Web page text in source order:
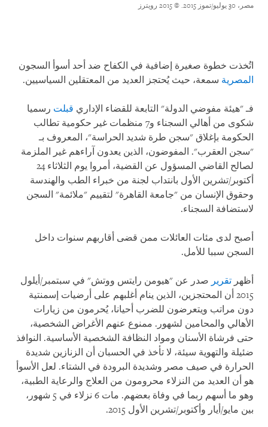
مصر، 30 يوليو/تموز 2015.
© 2015 رويترز
اتُخذت خطوة صغيرة إضافية في الكفاح ضد أحد أسوأ السجون
المصرية سمعة، حيث يُحتجز العديد من المعتقلين السياسيين.
فـ "هيئة مفوضي الدولة" التابعة للقضاء الإداري قبلت رسميا
شكوى من أهالي السجناء و7 منظمات غير حكومية تطالب
الحكومة بإغلاق "سجن طرة شديد الحراسة"، المعروف بـ
"سجن العقرب". المفوضون، الذين يعدون آراءهم غير الملزمة
لصالح القاضي المسؤول عن القضية، أمروا يوم الثلاثاء 24
أكتوبر/تشرين الأول بانتداب لجنة من خبراء الطب والهندسة
وحقوق الإنسان من "جامعة القاهرة" لتقييم "ملائمة" السجن
لاستضافة السجناء.
أصبح لدى مئات العائلات ممن قضى أقاربهم سنوات داخل
السجن سببا للأمل.
أظهر تقرير صدر عن "هيومن رايتس ووتش" في سبتمبر/أيلول
2015 أن المحتجزين، الذين ينام أغلبهم على أرضيات إسمنتية
دون مراتب ويتعرضون للضرب أحيانا، يُحرمون من زيارات
الأهالي والمحامين لشهور. ممنوع عنهم الأغراض الشخصية،
حتى فرشاة الأسنان ومواد النظافة الشخصية الأساسية. النوافذ
ضئيلة والتهوية سيئة، لا تأخذ في الحسبان أن الزنازين شديدة
الحرارة في صيف مصر وشديدة البرودة في الشتاء. لعل الأسوأ
هو أن العديد من النزلاء محرومون من العلاج والرعاية الطبية،
وهو ما أسهم ربما في وفاة بعضهم. مات 6 نزلاء في 5 شهور،
بين مايو/أيار وأكتوبر/تشرين الأول 2015.